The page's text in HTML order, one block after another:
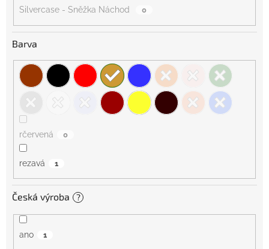
Silvercase - Sněžka Náchod 0
Barva
rčervená 0
rezavá 1
Česká výroba ?
ano 1